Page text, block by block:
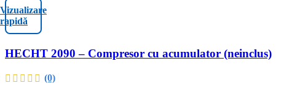
Vizualizare
rapidă
HECHT 2090 – Compresor cu acumulator (neinclus)
(0)